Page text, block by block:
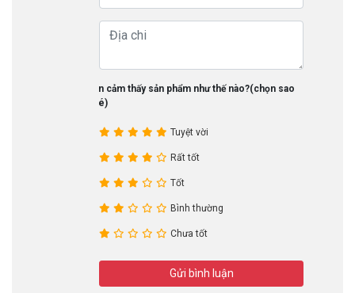
Bạn cảm thấy sản phẩm như thế nào?(chọn sao
nhé)
Tuyệt vời
Rất tốt
Tốt
Bình thường
Chưa tốt
Gửi bình luận